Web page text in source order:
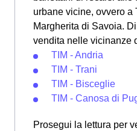
urbane vicine, ovvero a
Margherita di Savoia.
vendita nelle vicinanze
TIM - Andria
TIM - Trani
TIM - Bisceglie
TIM - Canosa di
Prosegui la lettura per